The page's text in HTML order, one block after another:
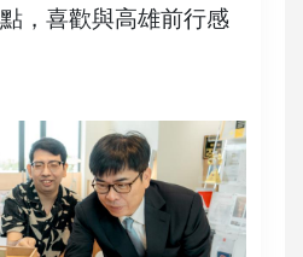
，喜歡與高雄前行感